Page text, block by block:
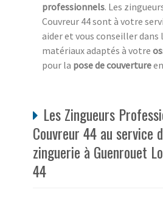
professionnels. Les
Couvreur 44 sont à votre
aider et vous conseiller dans
matériaux adaptés à votre
pour la pose de couverture
Les Zingueurs
Couvreur 44 au service
zinguerie à Guenrouet
44